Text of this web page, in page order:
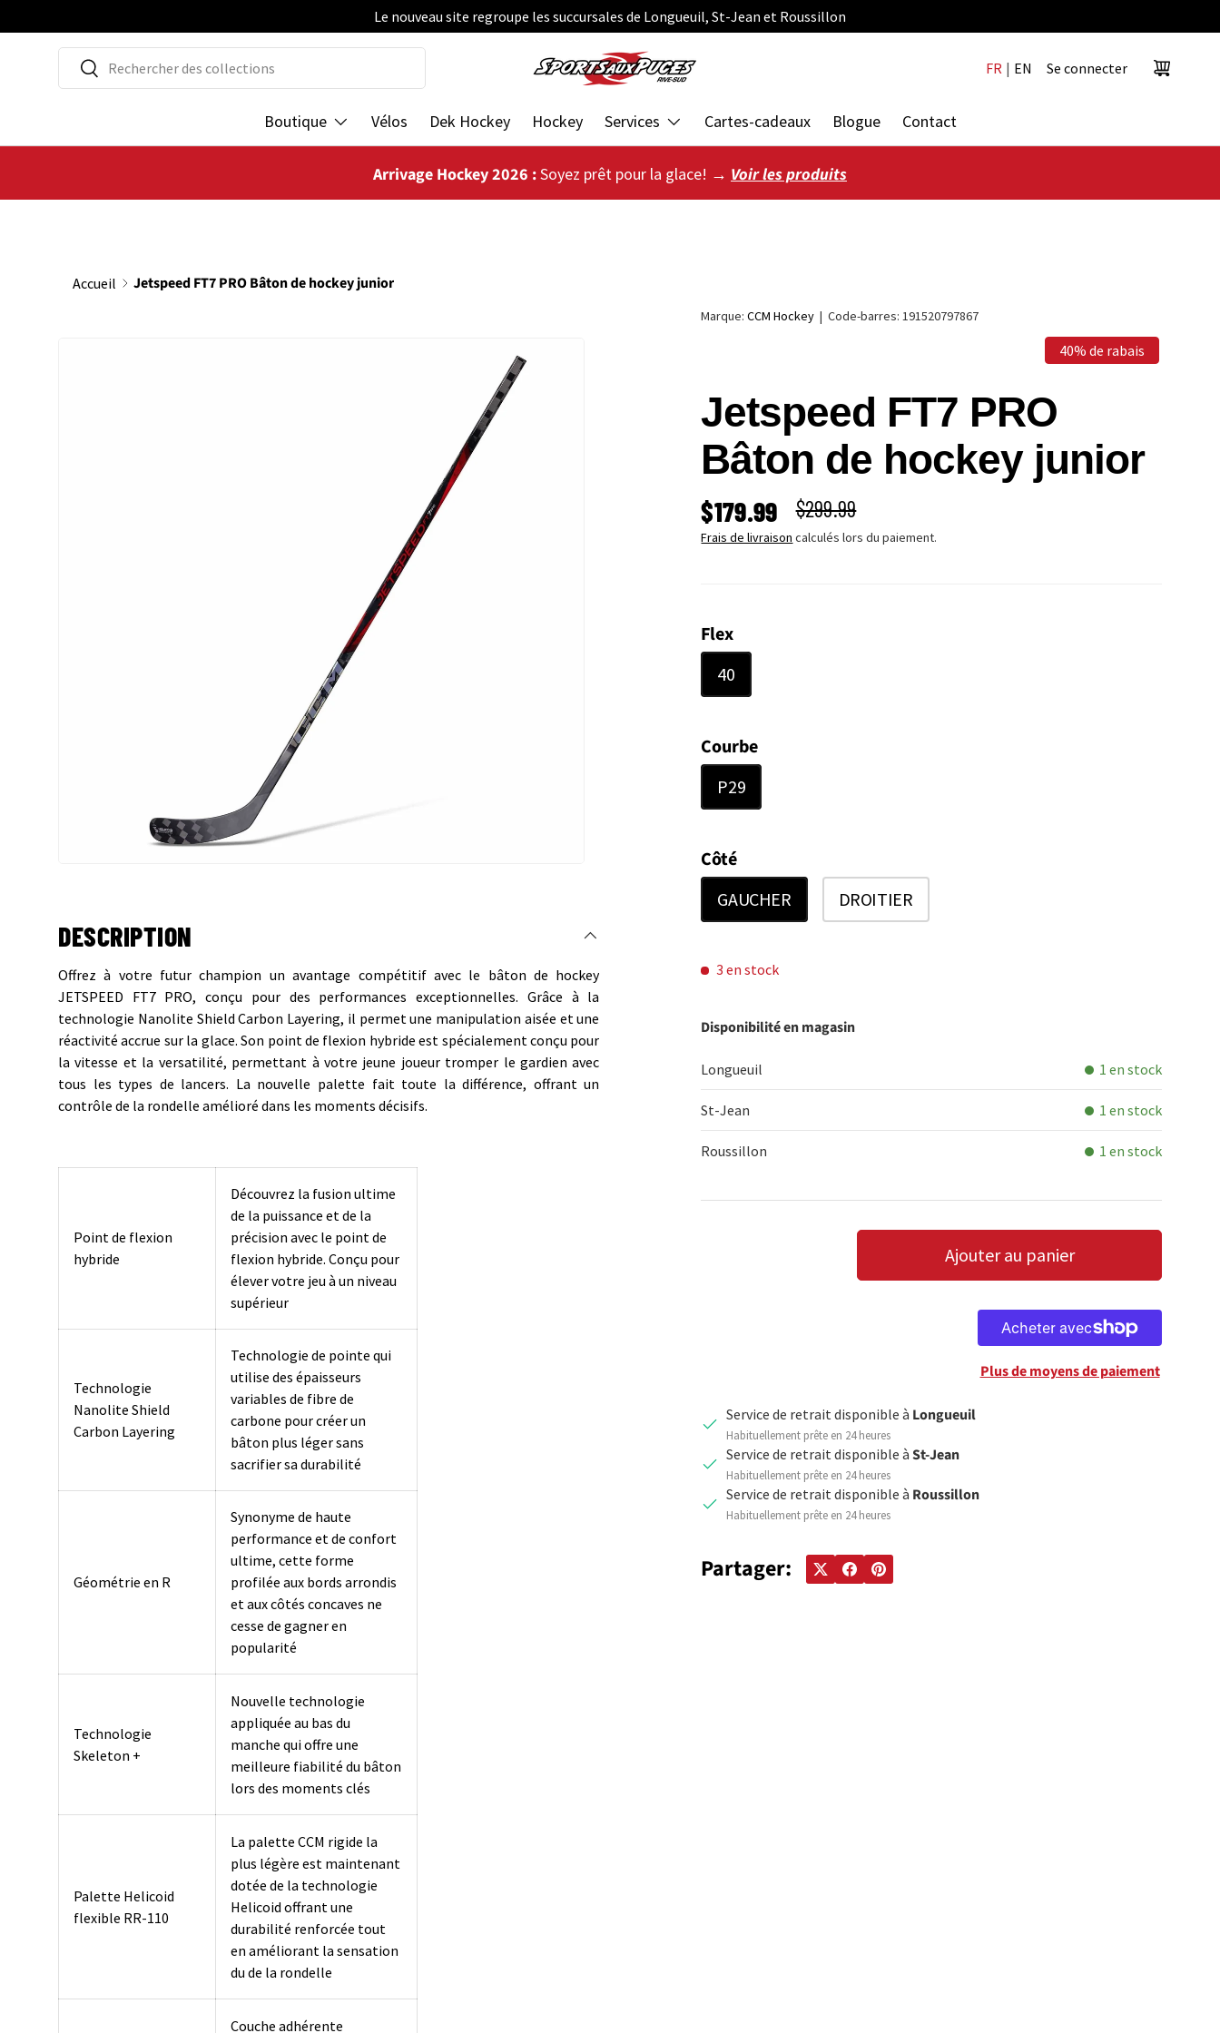
ALLER AU CONTENU
Le nouveau site regroupe les succursales de Longueuil, St-Jean et Roussillon
Recherche
Rechercher FR | EN Se connecter
Panier
Boutique Vélos Dek Hockey Hockey Services Cartes-cadeaux Blogue Contact
Arrivage Hockey 2026 :Soyez prêt pour la glace! → Voir les produits
Accueil Jetspeed FT7 PRO Bâton de hockey junior
Marque:CCM Hockey |Code-barres: 191520797867
40% de rabais
Jetspeed FT7 PRO
Bâton de hockey junior
PRIX SOLDÉ
$179.99 PRIX HABITUEL
$299.99
Frais de livraison calculés lors du paiement.
Flex
40
Courbe
P29
Côté
GAUCHER DROITIER
3 en stock
Disponibilité en magasin
Longueuil 1 en stock
St-Jean 1 en stock
Roussillon 1 en stock
AUGMENTER LA QUANTITÉ
Ajouter au panier
Plus de moyens de paiement
Service de retrait disponible à Longueuil
Habituellement prête en 24 heures
Service de retrait disponible àSt-Jean
Habituellement prête en 24 heures
Service de retrait disponible à Roussillon
Habituellement prête en 24 heures
Partager:
DESCRIPTION
Offrez à votre futur champion un avantage compétitif avec le bâton de hockey
JETSPEED FT7 PRO, conçu pour des performances exceptionnelles. Grâce à la
technologie Nanolite Shield Carbon Layering, il permet une manipulation aisée et une
réactivité accrue sur la glace. Son point de flexion hybride est spécialement conçu pour
la vitesse et la versatilité, permettant à votre jeune joueur tromper le gardien avec
tous les types de lancers. La nouvelle palette fait toute la différence, offrant un
contrôle de la rondelle amélioré dans les moments décisifs.
Point de flexion
hybride
Découvrez la fusion ultime
de la puissance et de la
précision avec le point de
flexion hybride. Conçu pour
élever votre jeu à un niveau
supérieur
Technologie
Nanolite Shield
Carbon Layering
Technologie de pointe qui
utilise des épaisseurs
variables de fibre de
carbone pour créer un
bâton plus léger sans
sacrifier sa durabilité
Géométrie en R
Synonyme de haute
performance et de confort
ultime, cette forme
profilée aux bords arrondis
et aux côtés concaves ne
cesse de gagner en
popularité
Technologie
Skeleton +
Nouvelle technologie
appliquée au bas du
manche qui offre une
meilleure fiabilité du bâton
lors des moments clés
Palette Helicoid
flexible RR-110
La palette CCM rigide la
plus légère est maintenant
dotée de la technologie
Helicoid offrant une
durabilité renforcée tout
en améliorant la sensation
du de la rondelle
Couche adhérente